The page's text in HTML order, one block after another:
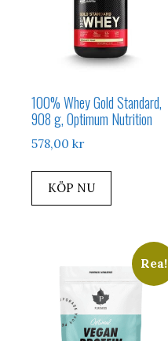
100% Whey Gold Standard,
908 g, Optimum Nutrition
578,00 kr
KÖP NU
Rea!